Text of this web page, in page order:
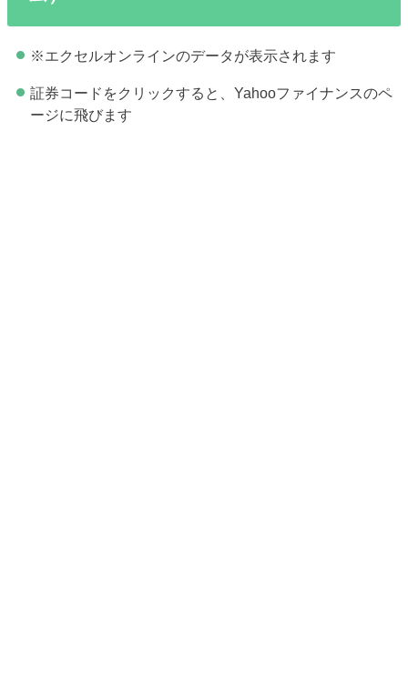
※エクセルオンラインのデータが表示されます
証券コードをクリックすると、Yahooファイナンスのペ
ージに飛びます